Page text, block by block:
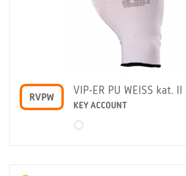
RVPW
VIP-ER PU WEISS kat. II
KEY ACCOUNT